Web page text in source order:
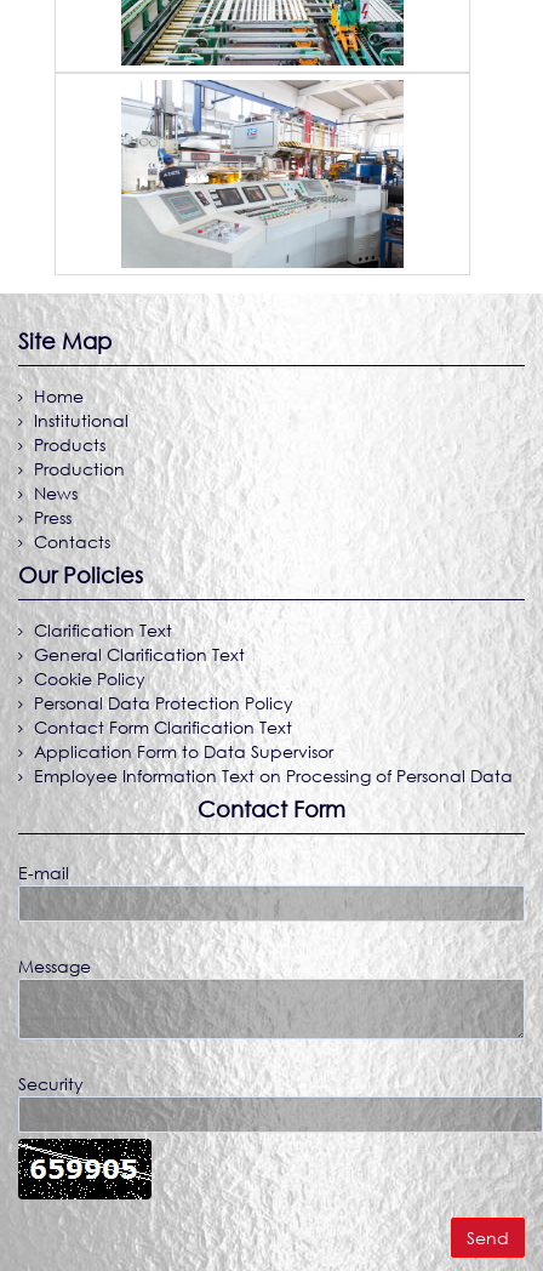
Site Map
Home
Institutional
Products
Production
News
Press
Contacts
Our Policies
Clarification Text
General Clarification Text
Cookie Policy
Personal Data Protection Policy
Contact Form Clarification Text
Application Form to Data Supervisor
Employee Information Text on Processing of Personal Data
Contact Form
E-mail
Message
Security